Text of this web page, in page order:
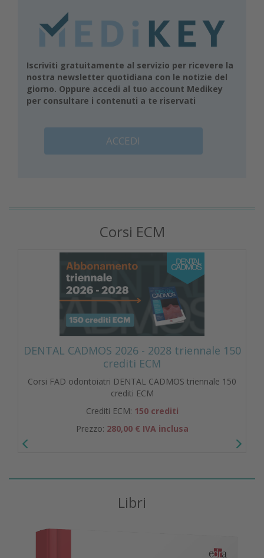
Iscriviti gratuitamente al servizio per ricevere la
nostra newsletter quotidiana con le notizie del
giorno. Oppure accedi al tuo account Medikey
per consultare i contenuti a te riservati
ACCEDI
Corsi ECM
DENTAL CADMOS 2026 - 2028 triennale 150
crediti ECM
Corsi FAD odontoiatri DENTAL CADMOS triennale 150
crediti ECM
Crediti ECM: 150 crediti
Prezzo: 280,00 € IVA inclusa
Libri